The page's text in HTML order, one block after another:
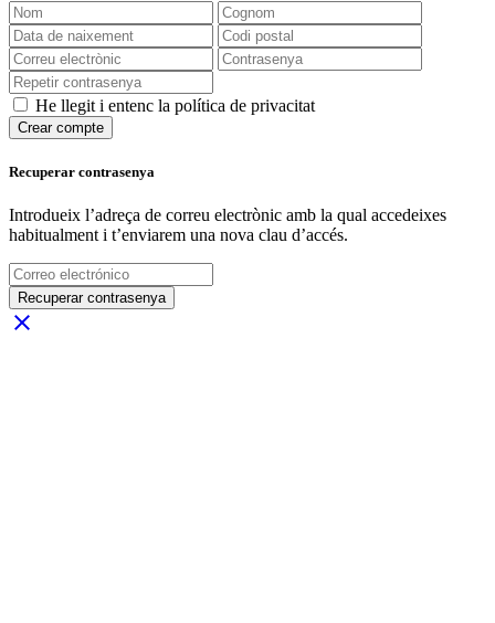
He llegit i entenc la política de privacitat
Crear compte
Recuperar contrasenya
Introdueix l’adreça de correu electrònic amb la qual accedeixes
habitualment i t’enviarem una nova clau d’accés.
Recuperar contrasenya
close